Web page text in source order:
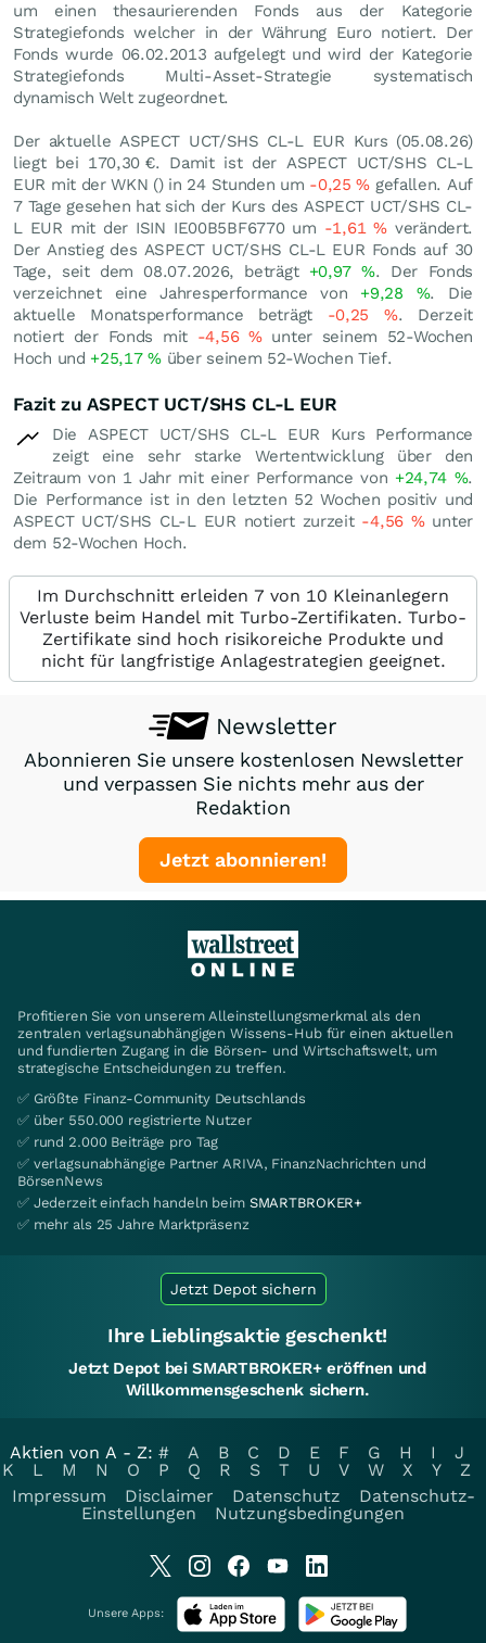
um einen thesaurierenden Fonds aus der Kategorie
Strategiefonds welcher in der Währung Euro notiert. Der
Fonds wurde 06.02.2013 aufgelegt und wird der Kategorie
Strategiefonds Multi-Asset-Strategie systematisch
dynamisch Welt zugeordnet.
Der aktuelle ASPECT UCT/SHS CL-L EUR Kurs (05.08.26)
liegt bei 170,30 €. Damit ist der ASPECT UCT/SHS CL-L
EUR mit der WKN () in 24 Stunden um -0,25% gefallen. Auf
7 Tage gesehen hat sich der Kurs des ASPECT UCT/SHS CL-
L EUR mit der ISIN IE00B5BF6770 um -1,61%verändert.
Der Anstieg des ASPECT UCT/SHS CL-L EUR Fonds auf 30
Tage, seit dem 08.07.2026, beträgt +0,97%. Der Fonds
verzeichnet eine Jahresperformance von +9,28 %. Die
aktuelle Monatsperformance beträgt -0,25 %. Derzeit
notiert der Fonds mit -4,56 %unter seinem 52-Wochen
Hoch und +25,17%über seinem 52-Wochen Tief.
Fazit zu ASPECT UCT/SHS CL-L EUR
Die ASPECT UCT/SHS CL-L EUR Kurs Performance
zeigt eine sehr starke Wertentwicklung über den
Zeitraum von 1 Jahr mit einer Performance von +24,74 %.
Die Performance ist in den letzten 52 Wochen positiv und
ASPECT UCT/SHS CL-L EUR notiert zurzeit -4,56 %unter
dem 52-Wochen Hoch.
Im Durchschnitt erleiden 7 von 10 Kleinanlegern
Verluste beim Handel mit Turbo-Zertifikaten. Turbo-
Zertifikate sind hoch risikoreiche Produkte und
nicht für langfristige Anlagestrategien geeignet.
Newsletter
Abonnieren Sie unsere kostenlosen Newsletter
und verpassen Sie nichts mehr aus der
Redaktion
Jetzt abonnieren!
Profitieren Sie von unserem Alleinstellungsmerkmal als den
zentralen verlagsunabhängigen Wissens-Hub für einen aktuellen
und fundierten Zugang in die Börsen- und Wirtschaftswelt, um
strategische Entscheidungen zu treffen.
✅ Größte Finanz-Community Deutschlands
✅ über 550.000 registrierte Nutzer
✅ rund 2.000 Beiträge pro Tag
✅ verlagsunabhängige Partner ARIVA, FinanzNachrichten und
BörsenNews
✅ Jederzeit einfach handeln beim SMARTBROKER+
✅ mehr als 25 Jahre Marktpräsenz
Jetzt Depot sichern
Ihre Lieblingsaktie geschenkt!
Jetzt Depot bei SMARTBROKER+ eröffnen und
Willkommensgeschenk sichern.
Aktien von A - Z: # A B C D E F G H I
J
K
L M N O P Q R S T U V W X Y
Z
Impressum
Disclaimer Datenschutz
Datenschutz-
Einstellungen
Nutzungsbedingungen
Unsere Apps: